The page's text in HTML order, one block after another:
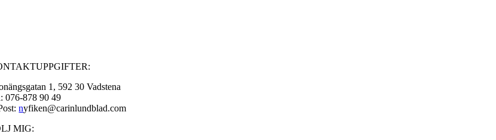
1, 592 30 Vadstena
076-878 90 49
nyfiken@carinlundblad.com
MIG: